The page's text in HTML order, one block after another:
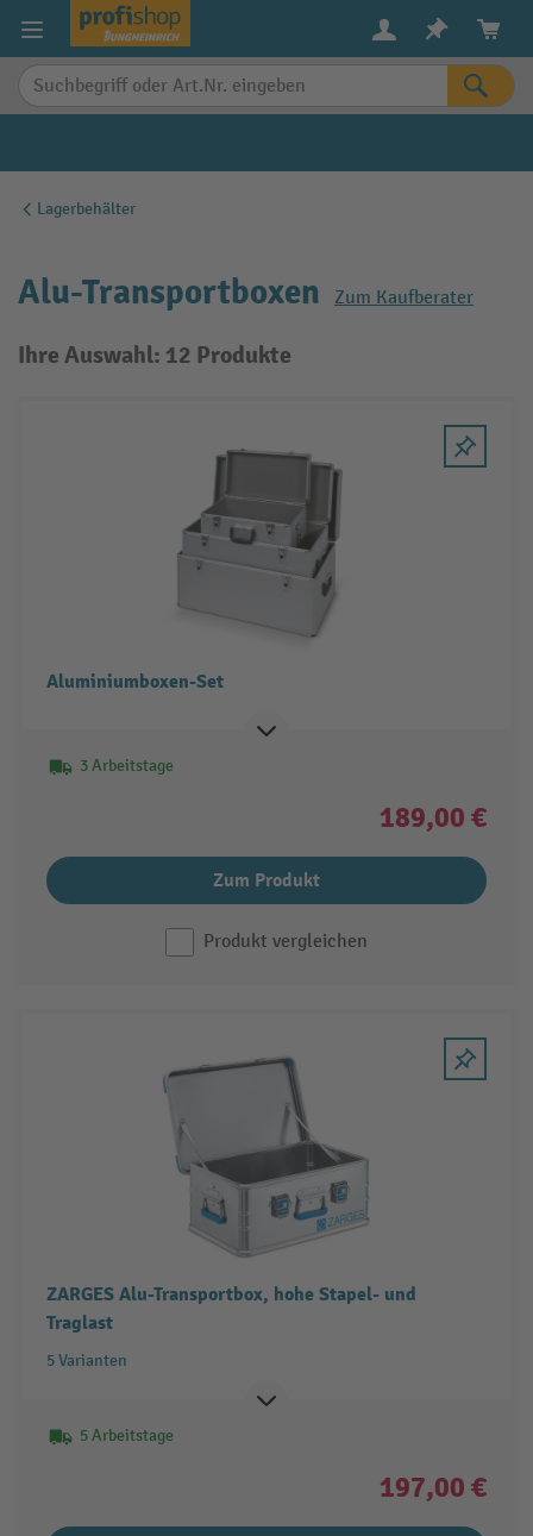
springen
Lagerbehälter
Alu-Transportboxen Zum Kaufberater
Ihre Auswahl: 12 Produkte
Aluminiumboxen-Set
3 Arbeitstage
189,00 €
Zum Produkt
Produkt vergleichen
ZARGES Alu-Transportbox, hohe Stapel- und
Traglast
5 Varianten
5 Arbeitstage
197,00 €